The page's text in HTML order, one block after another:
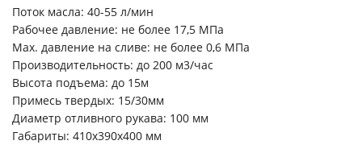
Поток масла: 40-55 л/мин
Рабочее давление: не более 17,5 МПа
Max. давление на сливе: не более 0,6 МПа
Производительность: до 200 м3/час
Высота подъема: до 15м
Примесь твердых: 15/30мм
Диаметр отливного рукава: 100 мм
Габариты: 410х390х400 мм